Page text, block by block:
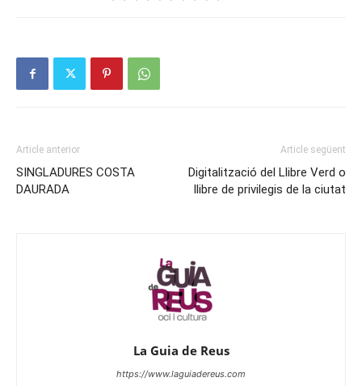
Article anterior
SINGLADURES COSTA
DAURADA
Article següent
Digitalització del Llibre Verd o
llibre de privilegis de la ciutat
La Guia de Reus
https://www.laguiadereus.com